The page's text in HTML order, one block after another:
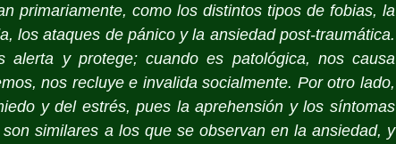
primariamente, como los distintos tipos de fobias, la
los ataques de pánico y la ansiedad post-traumática.
alerta y protege; cuando es patológica, nos causa
nos recluye e invalida socialmente. Por otro lado,
y del estrés, pues la aprehensión y los síntomas
similares a los que se observan en la ansiedad, y